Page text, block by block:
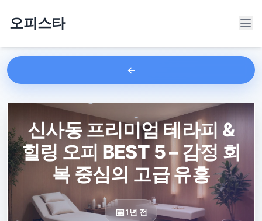
오피스타
신사동 프리미엄 테라피 &
힐링 오피 BEST 5 – 감정 회
복 중심의 고급 유흥
1년 전